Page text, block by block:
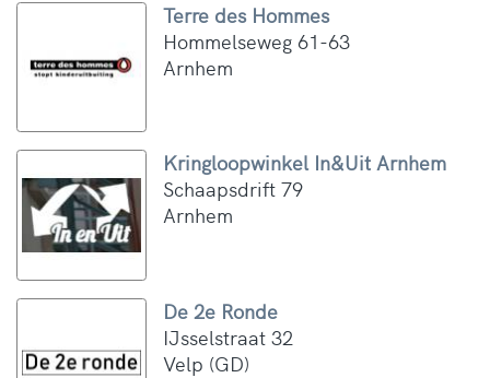
Terre des Hommes
Hommelseweg 61-63
Arnhem
Kringloopwinkel In&Uit Arnhem
Schaapsdrift 79
Arnhem
De 2e Ronde
IJsselstraat 32
Velp (GD)